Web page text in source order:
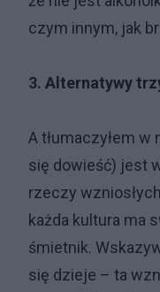
czym innym, jak
3. Alternatywy
A tłumaczyłem
się dowieść) jest
rzeczy
każda kultura ma
śmietnik.
się dzieje – ta